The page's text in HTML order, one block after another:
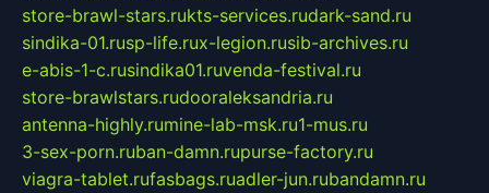
store-brawl-stars.rukts-services.rudark-sand.ru
sindika-01.rusp-life.rux-legion.rusib-archives.ru
e-abis-1-c.rusindika01.ruvenda-festival.ru
store-brawlstars.rudooraleksandria.ru
antenna-highly.rumine-lab-msk.ru1-mus.ru
3-sex-porn.ruban-damn.rupurse-factory.ru
viagra-tablet.rufasbags.ruadler-jun.rubandamn.ru